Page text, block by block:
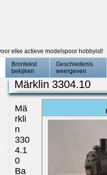
elke actieve modelspoor hobbyist!
Brontekst
bekijken
Geschiedenis
weergeven
Märklin 3304.10
Mä
rkli
n
330
4.1
0
Ba